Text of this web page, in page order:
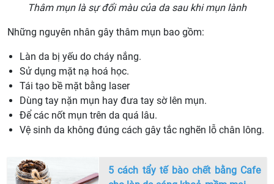
Thâm mụn là sự đổi màu của da sau khi mụn lành
Những nguyên nhân gây thâm mụn bao gồm:
Làn da bị yếu do cháy nắng.
Sử dụng mặt nạ hoá học.
Tái tạo bề mặt bằng laser
Dùng tay nặn mụn hay đưa tay sờ lên mụn.
Để các nốt mụn trên da quá lâu.
Vệ sinh da không đúng cách gây tắc nghẽn lỗ chân lông.
5 cách tẩy tế bào chết bằng Cafe